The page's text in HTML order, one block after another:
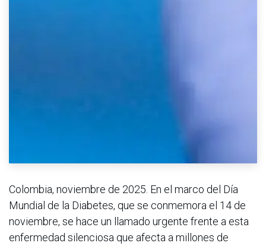
Colombia, noviembre de 2025. En el marco del Día
Mundial de la Diabetes, que se conmemora el 14 de
noviembre, se hace un llamado urgente frente a esta
enfermedad silenciosa que afecta a millones de